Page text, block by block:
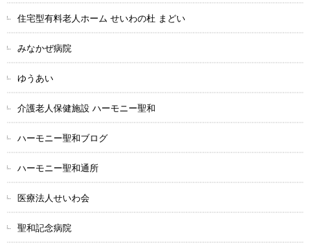
住宅型有料老人ホーム せいわの杜 まどい
みなかぜ病院
ゆうあい
介護老人保健施設 ハーモニー聖和
ハーモニー聖和ブログ
ハーモニー聖和通所
医療法人せいわ会
聖和記念病院